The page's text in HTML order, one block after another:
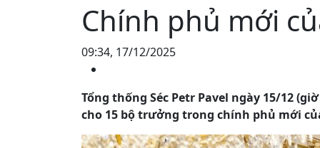
Chính phủ mới
09:34, 17/12/2025
Tổng thống Séc Petr Pavel ngày 15/12
cho 15 bộ trưởng trong chính phủ mới